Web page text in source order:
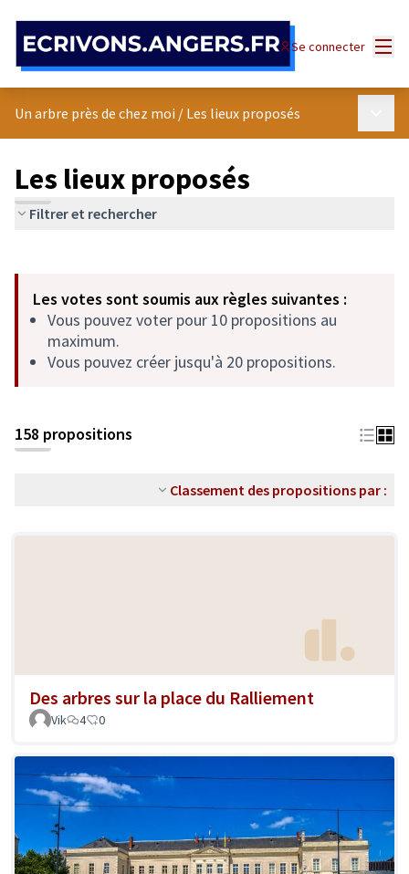
Se connecter
Un arbre près de chez moi / Les lieux proposés
Les lieux proposés
Filtrer et rechercher
−
Les votes sont soumis aux règles suivantes :
Vous pouvez voter pour 10 propositions au
maximum.
Vous pouvez créer jusqu'à 20 propositions.
158 propositions
Classement des propositions par :
Des arbres sur la place du Ralliement
Vik 4 0